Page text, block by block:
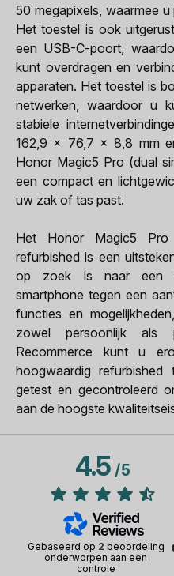
50 megapixels, waarmee
Het toestel is ook
een USB-C-poort,
kunt overdragen en
apparaten. Het toestel is
netwerken, waardoor u
stabiele
162,9 x 76,7 x 8,8 mm
Honor Magic5 Pro (dual
een compact en
uw zak of tas past.
Het Honor Magic5
refurbished is een
op zoek is naar een
smartphone tegen een
functies en
zowel persoonlijk als
Recommerce kunt u
hoogwaardig
getest en gecontroleerd
aan de hoogste
4.5/5
Gebaseerd op 2 beoordeling
onderworpen aan een
controle